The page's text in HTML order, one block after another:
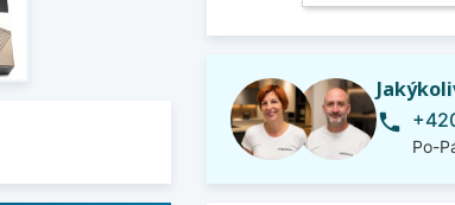
phone
Po-